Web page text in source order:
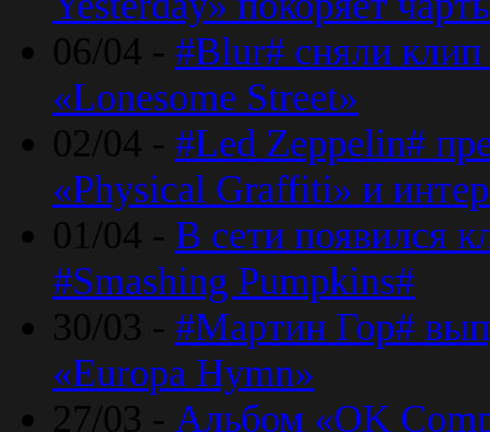
06/04 - #Blur# сняли клип
«Lonesome Street»
02/04 - #Led Zeppelin#
«Physical Graffiti» и
01/04 - В сети появился
#Smashing Pumpkins#
30/03 - #Мартин Гор#
«Europa Hymn»
27/03 - Альбом «OK